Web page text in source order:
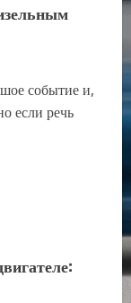
событие и,
если речь